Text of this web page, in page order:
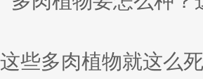
这些多肉植物就这么